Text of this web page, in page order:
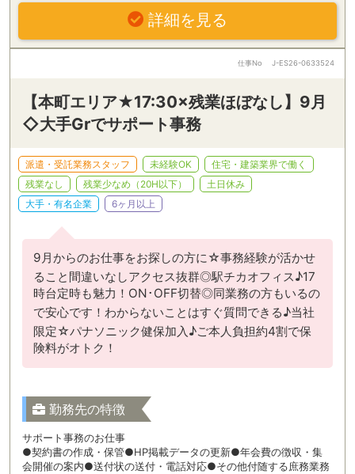
詳細を見る
仕事No J-ES26-0633524
【本町エリア★17:30×残業ほぼなし】9月
◇大手Grでサポート事務
派遣・受託業務スタッフ 未経験OK
住宅・建築業界で働く
残業なし
残業少なめ（20H以下）
土日休み
大手・有名企業
6ヶ月以上
9月からのお仕事をお探しの方に☆事務経験が活かせ
ること間違いなしアクセス抜群◎駅チカオフィス♪17
時台定時も魅力！ON･OFF切替◎同業務の方もいるの
で安心です！わからないことはすぐ質問できる♪当社
限定☆パナソニック健保加入♪ご本人負担約4割で保
険料がオトク！
勤務先の特徴
サポート事務のお仕事
●契約書の作成・保管●HP掲載データの更新●年会費の徴収・集
会開催の案内●送付状の送付・電話対応●その他付随する庶務業務